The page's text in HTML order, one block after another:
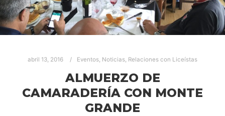
abril 13, 2016 Eventos, Noticias, Relaciones con Liceístas
ALMUERZO DE
CAMARADERÍA CON MONTE
GRANDE